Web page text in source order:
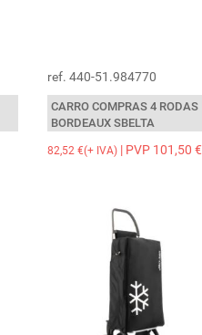
ref. 440-51.984770
CARRO COMPRAS 4 RODAS
BORDEAUX SBELTA
82,52 €(+ IVA)| PVP 101,50 €